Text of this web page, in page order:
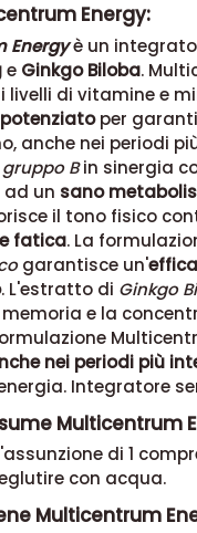
Energy:
Energyè un
eGinkgo Biloba.
livelli di vitamine e
per
anche nei periodi
Bin sinergia
un sano
il tono fisico
fatica. La
garantisce un'
. L'estratto di Ginkgo
memoria e la
nei periodi più
Integratore
Multicentrum
di 1
con acqua.
Multicentrum